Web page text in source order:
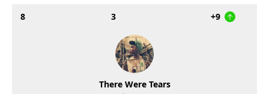
8 3 +9
There Were Tears